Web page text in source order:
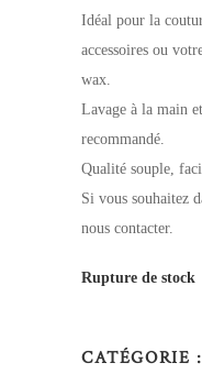
Idéal pour la
accessoires ou
wax.
Lavage à la main
recommandé.
Qualité souple,
Si vous souhaitez
nous contacter.
Rupture de stock
CATÉGORIE